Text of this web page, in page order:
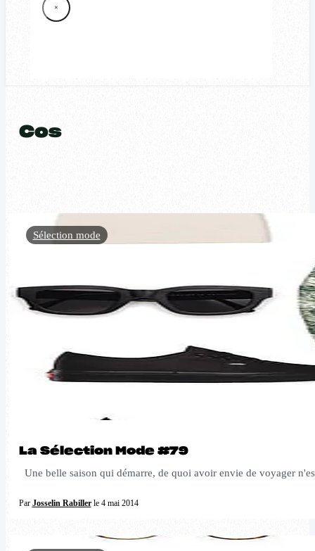
×
Cos
La Sélection Mode #79
Une belle saison qui démarre, de quoi avoir envie de voyager
Par Josselin Rabillerle 4 mai 2014
Sélection mode